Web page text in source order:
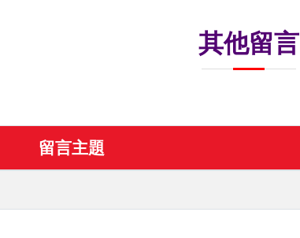
其他留言
留言主題